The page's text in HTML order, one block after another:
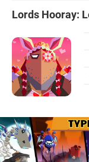
Lords Hooray: